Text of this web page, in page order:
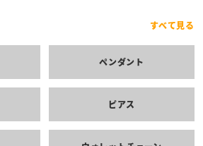
すべて見る
ペンダント
ピアス